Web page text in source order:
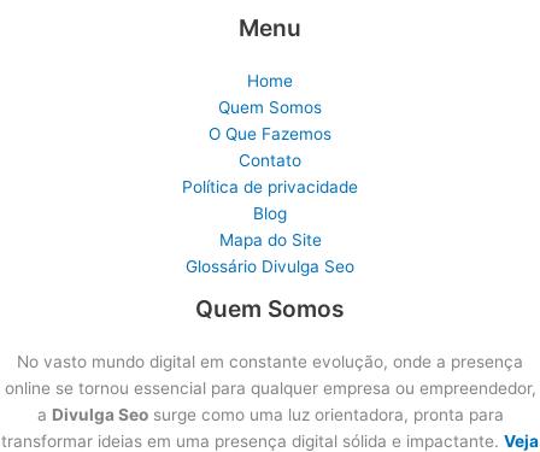
Menu
Home
Quem Somos
O Que Fazemos
Contato
Política de privacidade
Blog
Mapa do Site
Glossário Divulga Seo
Quem Somos
No vasto mundo digital em constante evolução, onde a presença
online se tornou essencial para qualquer empresa ou empreendedor,
a Divulga Seosurge como uma luz orientadora, pronta para
transformar ideias em uma presença digital sólida e impactante. Veja